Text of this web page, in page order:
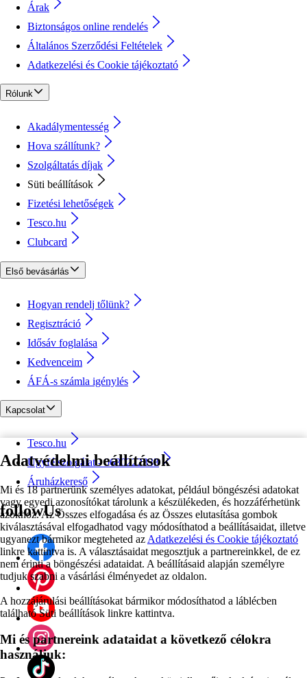
Adatvédelmi beállítások
Mi és 18 partnerünk személyes adatokat, például böngészési adatokat
vagy egyedi azonosítókat tárolunk a készülékeden, és hozzáférhetünk
azokhoz. Az Összes elfogadása és az Összes elutasítása gombok
kiválasztásával elfogadhatod vagy módosíthatod a beállításaidat, illetve
ugyanezt bármikor megteheted az Adatkezelési és Cookie tájékoztató
linkre kattintva is. A választásaidat megosztjuk a partnereinkkel, de ez
nem érinti a böngészési adataidat. A beállításaid alapján személyre
tudjuk szabni a vásárlási élményedet az oldalon.
A hozzájárulási beállításokat bármikor módosíthatod a láblécben
található Süti beállítások linkre kattintva.
Mi és partnereink adataidat a következő célokra
használjuk:
Árak
Biztonságos online rendelés
Általános Szerződési Feltételek
Adatkezelési és Cookie tájékoztató
Rólunk
Akadálymentesség
Hova szállítunk?
Szolgáltatás díjak
Süti beállítások
Fizetési lehetőségek
Tesco.hu
Clubcard
Első bevásárlás
Hogyan rendelj tőlünk?
Regisztráció
Idősáv foglalása
Kedvenceim
ÁFÁ-s számla igénylés
Kapcsolat
Tesco.hu
Ügyfélszolgálat - 0680222333
Áruházkereső
followUs